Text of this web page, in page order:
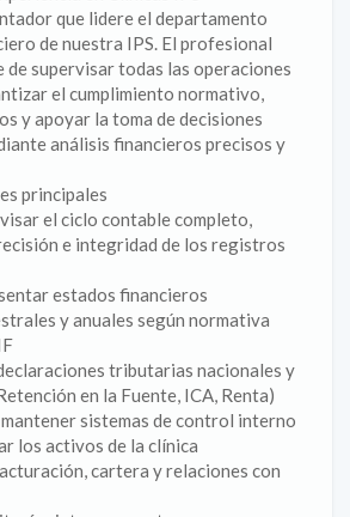
que lidere el departamento
de nuestra IPS. El profesional
de supervisar todas las operaciones
el cumplimiento normativo,
y apoyar la toma de decisiones
análisis financieros precisos y
principales
el ciclo contable completo,
e integridad de los registros
estados financieros
y anuales según normativa
tributarias nacionales y
en la Fuente, ICA, Renta)
sistemas de control interno
los activos de la clínica
cartera y relaciones con